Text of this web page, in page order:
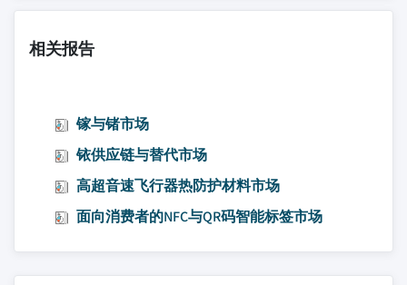
相关报告
镓与锗市场
铱供应链与替代市场
高超音速飞行器热防护材料市场
面向消费者的NFC与QR码智能标签市场